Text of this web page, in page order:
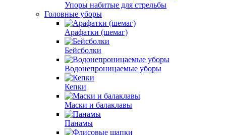
Упоры набитые для стрельбы
Головные уборы
Арафатки (шемаг)
Бейсболки
Водонепроницаемые уборы
Кепки
Маски и балаклавы
Панамы